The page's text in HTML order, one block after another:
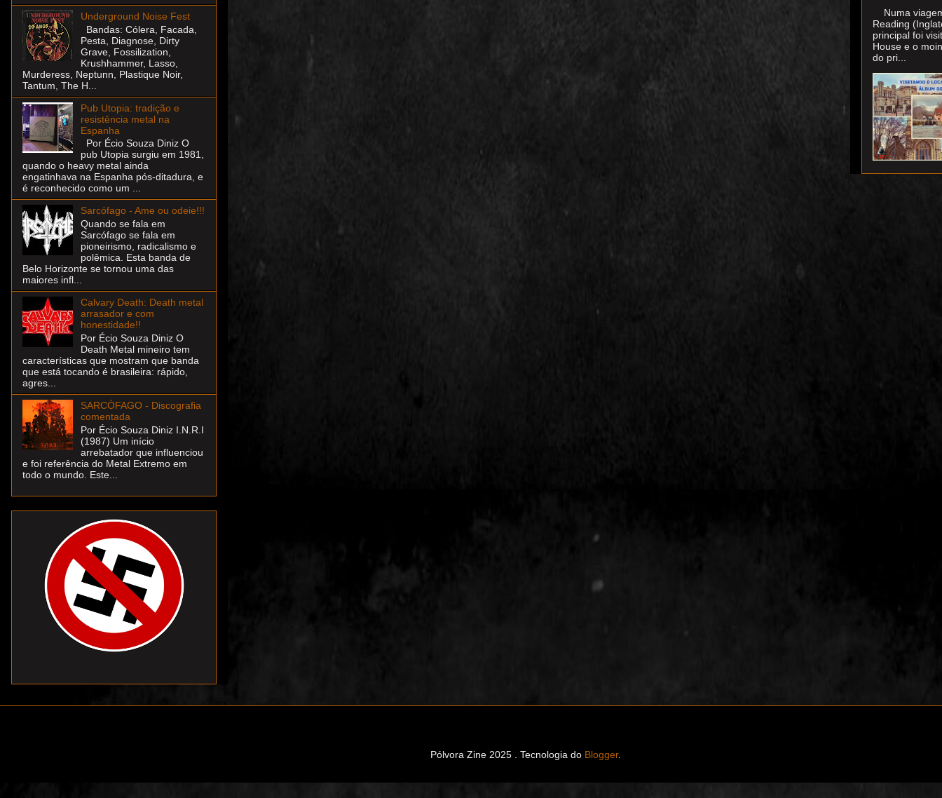
Underground Noise Fest
Bandas: Cólera, Facada,
Pesta, Diagnose, Dirty
Grave, Fossilization,
Krushhammer, Lasso,
Murderess, Neptunn, Plastique Noir,
Tantum, The H...
Pub Utopia: tradição e
resistência metal na
Espanha
Por Écio Souza Diniz O
pub Utopia surgiu em 1981,
quando o heavy metal ainda
engatinhava na Espanha pós-ditadura, e
é reconhecido como um ...
Sarcófago - Ame ou odeie!!!
Quando se fala em
Sarcófago se fala em
pioneirismo, radicalismo e
polêmica. Esta banda de
Belo Horizonte se tornou uma das
maiores infl...
Calvary Death: Death metal
arrasador e com
honestidade!!
Por Écio Souza Diniz O
Death Metal mineiro tem
características que mostram que banda
que está tocando é brasileira: rápido,
agres...
SARCÓFAGO - Discografia
comentada
Por Écio Souza Diniz I.N.R.I
(1987) Um início
arrebatador que influenciou
e foi referência do Metal Extremo em
todo o mundo. Este...
Numa
Reading
principal foi
House e o
do pri...
Pólvora Zine 2025 . Tecnologia do Blogger.